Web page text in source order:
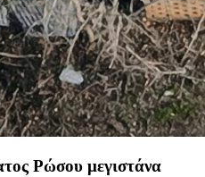
Ρώσου μεγιστάνα